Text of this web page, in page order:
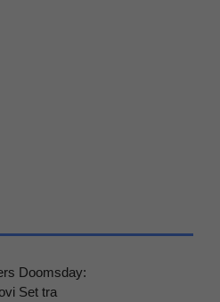
Doomsday:
Set tra